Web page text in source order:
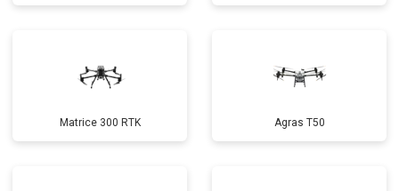
Matrice 300 RTK Agras T50